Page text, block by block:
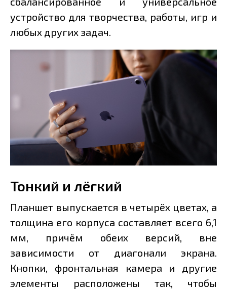
устройство для творчества, работы, игр и
любых других задач.
Тонкий и лёгкий
Планшет выпускается в четырёх цветах, а
толщина его корпуса составляет всего 6,1
мм, причём обеих версий, вне
зависимости от диагонали экрана.
Кнопки, фронтальная камера и другие
элементы расположены так, чтобы